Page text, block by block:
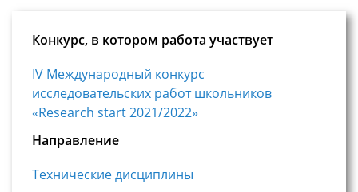
Конкурс, в котором работа участвует
IV Международный конкурс
исследовательских работ школьников
«Research start 2021/2022»
Направление
Технические дисциплины